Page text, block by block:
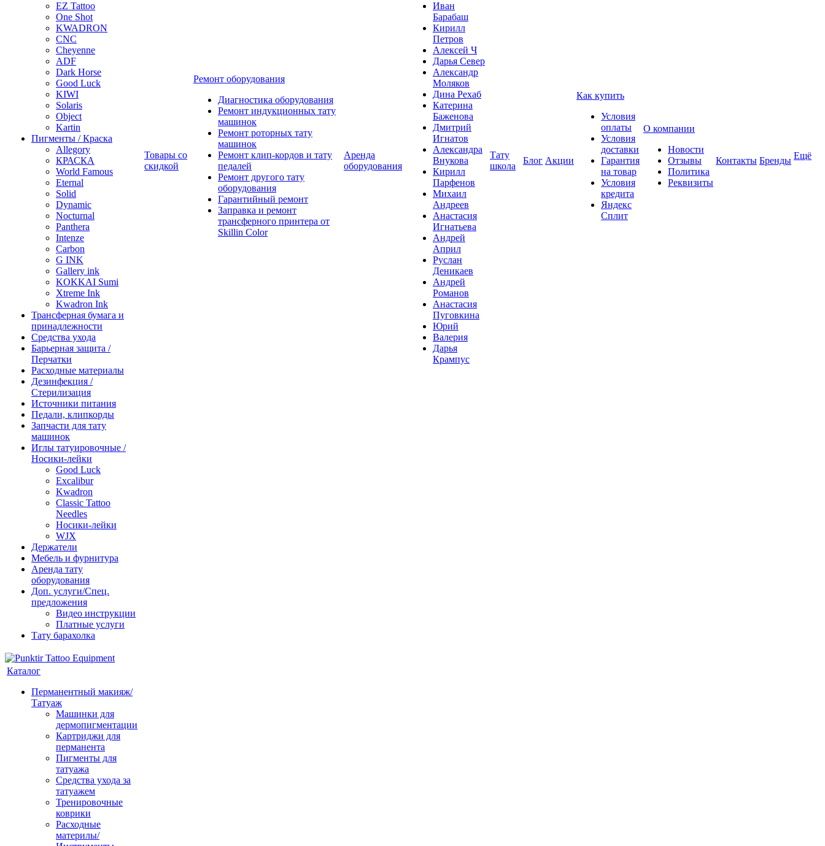
EZ Tattoo
One Shot
KWADRON
CNC
Cheyenne
ADF
Dark Horse
Good Luck
KIWI
Solaris
Object
Kartin
Пигменты / Краска
Allegory
КРАСКА
World Famous
Eternal
Solid
Dynamic
Nocturnal
Panthera
Intenze
Carbon
G INK
Gallery ink
KOKKAI Sumi
Xtreme Ink
Kwadron Ink
Трансферная бумага и
принадлежности
Средства ухода
Барьерная защита /
Перчатки
Расходные материалы
Дезинфекция /
Стерилизация
Источники питания
Педали, клипкорды
Запчасти для тату
машинок
Иглы татуировочные /
Носики-лейки
Good Luck
Excalibur
Kwadron
Classic Tattoo
Needles
Носики-лейки
WJX
Держатели
Мебель и фурнитура
Аренда тату
оборудования
Доп. услуги/Спец.
предложения
Видео инструкции
Платные услуги
Тату барахолка
Товары со
скидкой
Ремонт оборудования
Диагностика оборудования
Ремонт индукционных тату
машинок
Ремонт роторных тату
машинок
Ремонт клип-кордов и тату
педалей
Ремонт другого тату
оборудования
Гарантийный ремонт
Заправка и ремонт
трансферного принтера от
Skillin Color
Аренда
оборудования
Иван
Барабаш
Кирилл
Петров
Алексей Ч
Дарья Север
Александр
Моляков
Дина Рехаб
Катерина
Баженова
Дмитрий
Игнатов
Александра
Внукова
Кирилл
Парфенов
Михаил
Андреев
Анастасия
Игнатьева
Андрей
Април
Руслан
Деникаев
Андрей
Романов
Анастасия
Пуговкина
Юрий
Валерия
Дарья
Крампус
Тату
школа
Блог Акции
Как купить
Условия
оплаты
Условия
доставки
Гарантия
на товар
Условия
кредита
Яндекс
Сплит
О компании
Новости
Отзывы
Политика
Реквизиты
Контакты Бренды Ещё
Каталог
Перманентный макияж/
Татуаж
Машинки для
дермопигментации
Картриджи для
перманента
Пигменты для
татуажа
Средства ухода за
татуажем
Тренировочные
коврики
Расходные
материлы/